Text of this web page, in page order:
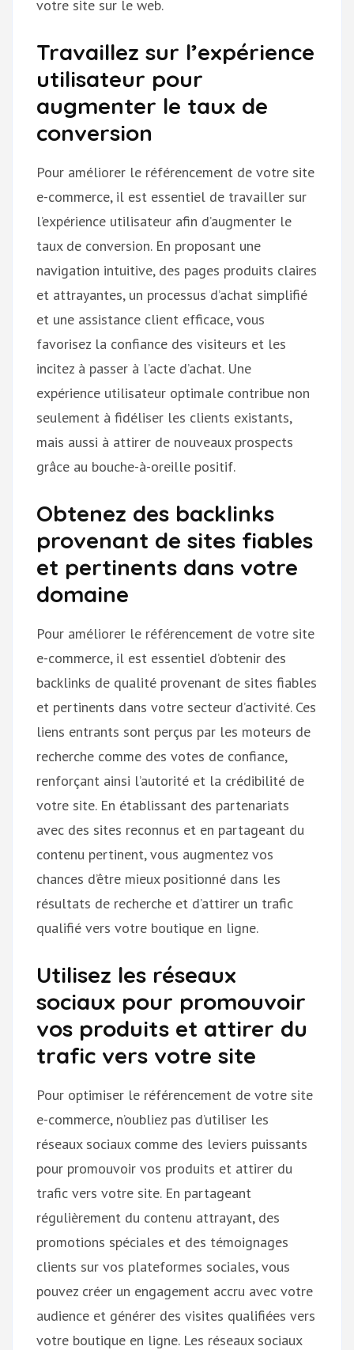
votre site sur le web.
Travaillez sur l’expérience
utilisateur pour
augmenter le taux de
conversion
Pour améliorer le référencement de votre site
e-commerce, il est essentiel de travailler sur
l’expérience utilisateur afin d’augmenter le
taux de conversion. En proposant une
navigation intuitive, des pages produits claires
et attrayantes, un processus d’achat simplifié
et une assistance client efficace, vous
favorisez la confiance des visiteurs et les
incitez à passer à l’acte d’achat. Une
expérience utilisateur optimale contribue non
seulement à fidéliser les clients existants,
mais aussi à attirer de nouveaux prospects
grâce au bouche-à-oreille positif.
Obtenez des backlinks
provenant de sites fiables
et pertinents dans votre
domaine
Pour améliorer le référencement de votre site
e-commerce, il est essentiel d’obtenir des
backlinks de qualité provenant de sites fiables
et pertinents dans votre secteur d’activité. Ces
liens entrants sont perçus par les moteurs de
recherche comme des votes de confiance,
renforçant ainsi l’autorité et la crédibilité de
votre site. En établissant des partenariats
avec des sites reconnus et en partageant du
contenu pertinent, vous augmentez vos
chances d’être mieux positionné dans les
résultats de recherche et d’attirer un trafic
qualifié vers votre boutique en ligne.
Utilisez les réseaux
sociaux pour promouvoir
vos produits et attirer du
trafic vers votre site
Pour optimiser le référencement de votre site
e-commerce, n’oubliez pas d’utiliser les
réseaux sociaux comme des leviers puissants
pour promouvoir vos produits et attirer du
trafic vers votre site. En partageant
régulièrement du contenu attrayant, des
promotions spéciales et des témoignages
clients sur vos plateformes sociales, vous
pouvez créer un engagement accru avec votre
audience et générer des visites qualifiées vers
votre boutique en ligne. Les réseaux sociaux